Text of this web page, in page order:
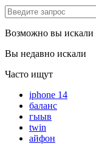
Возможно вы искали
Вы недавно искали
Часто ищут
iphone 14
баланс
гыыв
twin
айфон